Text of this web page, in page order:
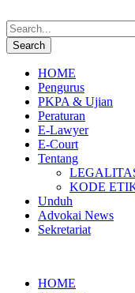
HOME
Pengurus
PKPA & Ujian
Peraturan
E-Lawyer
E-Court
Tentang
KODE
Unduh
Advokai News
Sekretariat
HOME